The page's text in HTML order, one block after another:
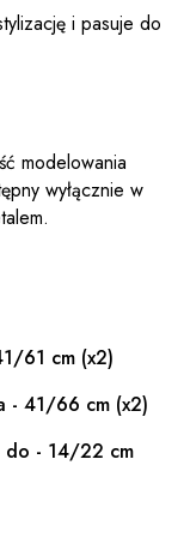
i pasuje do
modelowania
wyłącznie w
61 cm (x2)
- 41/66 cm (x2)
do - 14/22 cm